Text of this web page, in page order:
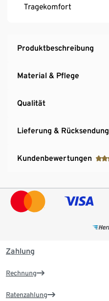
Tragekomfort
Produktbeschreibung
Material & Pflege
Qualität
Lieferung & Rücksendung
Kundenbewertungen
Zahlung
Rechnung
Ratenzahlung